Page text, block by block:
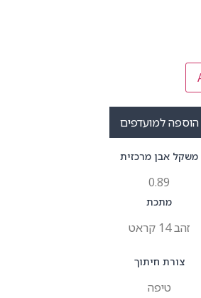
הוספה למועדפים
משקל אבן מרכזית
0.89
מתכת
זהב 14 קראט
צורת חיתוך
טיפה